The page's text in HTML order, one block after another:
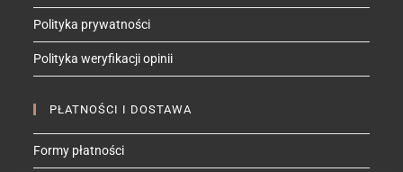
Polityka prywatności
Polityka weryfikacji opinii
PŁATNOŚCI I DOSTAWA
Formy płatności